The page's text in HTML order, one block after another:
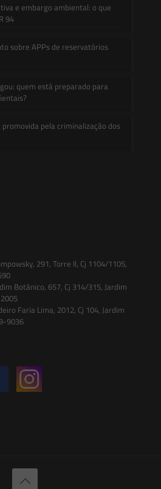
e embargo ambiental: o que
94
sobre APPs de reservatórios
quem está preparado para
pela criminalização dos
291, Torre II, Cj 1104/1105,
Botânico, 657, Cj 314/315, Jardim
Faria Lima, 2012, Cj 104, Jardim
9036